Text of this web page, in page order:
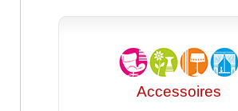
Accessoires